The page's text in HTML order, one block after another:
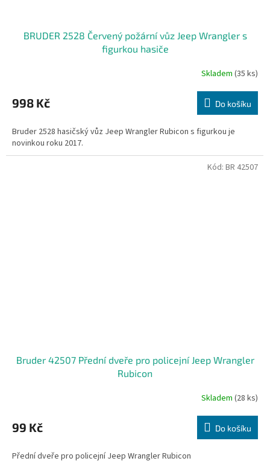
BRUDER 2528 Červený požární vůz Jeep Wrangler s
figurkou hasiče
Skladem (35 ks)
998 Kč Do košíku
Bruder 2528 hasičský vůz Jeep Wrangler Rubicon s figurkou je
novinkou roku 2017.
Bruder 42507 Přední dveře pro policejní Jeep Wrangler
Rubicon
Skladem (28 ks)
99 Kč Do košíku
Přední dveře pro policejní Jeep Wrangler Rubicon
Kód: BR 42507